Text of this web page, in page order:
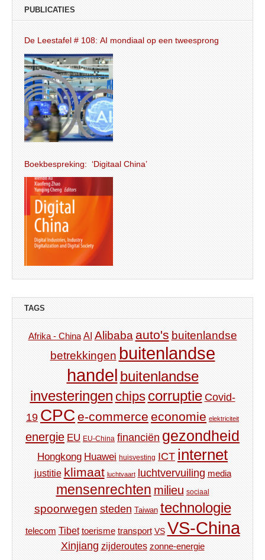
PUBLICATIES
De Leestafel # 108: AI mondiaal op een tweesprong
Boekbespreking: ‘Digitaal China’
TAGS
Afrika - China AI Alibaba auto's buitenlandse
betrekkingen buitenlandse
handel buitenlandse
investeringen chips corruptie Covid-
19 CPC e-commerce economie elektriciteit
energie EU EU-China financiën gezondheid
Hongkong Huawei huisvesting ICT internet
justitie klimaat luchtvaart luchtvervuiling media
mensenrechten milieu sociaal
spoorwegen steden Taiwan technologie
telecom Tibet toerisme transport VS VS-China
Xinjiang zijderoutes zonne-energie